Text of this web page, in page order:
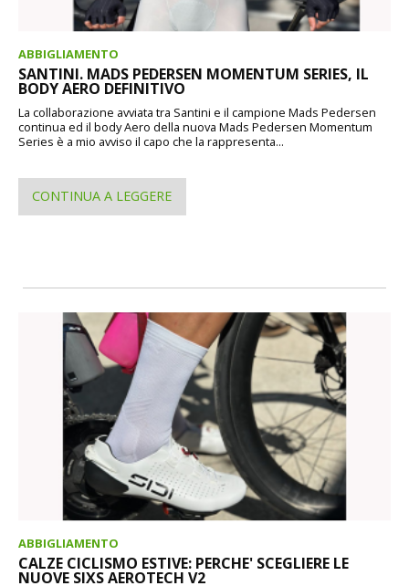
ABBIGLIAMENTO
SANTINI. MADS PEDERSEN MOMENTUM SERIES, IL
BODY AERO DEFINITIVO
La collaborazione avviata tra Santini e il campione Mads Pedersen
continua ed il body Aero della nuova Mads Pedersen Momentum
Series è a mio avviso il capo che la rappresenta...
CONTINUA A LEGGERE
ABBIGLIAMENTO
CALZE CICLISMO ESTIVE: PERCHE' SCEGLIERE LE
NUOVE SIXS AEROTECH V2